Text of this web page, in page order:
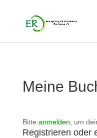
Meine
Bitte anmelden , um
Registrieren oder